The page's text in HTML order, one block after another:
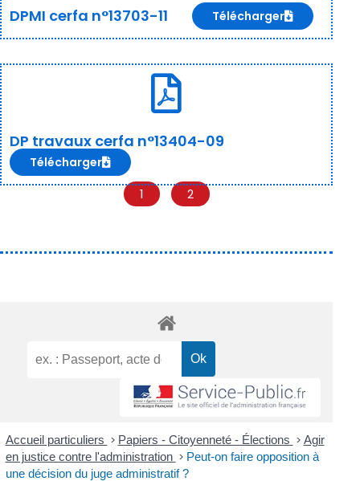
DPMI cerfa n°13703-11 Télécharger
DP travaux cerfa n°13404-09
Télécharger
1 2
Accueil particuliers > Papiers - Citoyenneté - Élections > Agir
en justice contre l'administration > Peut-on faire opposition à
une décision du juge administratif ?